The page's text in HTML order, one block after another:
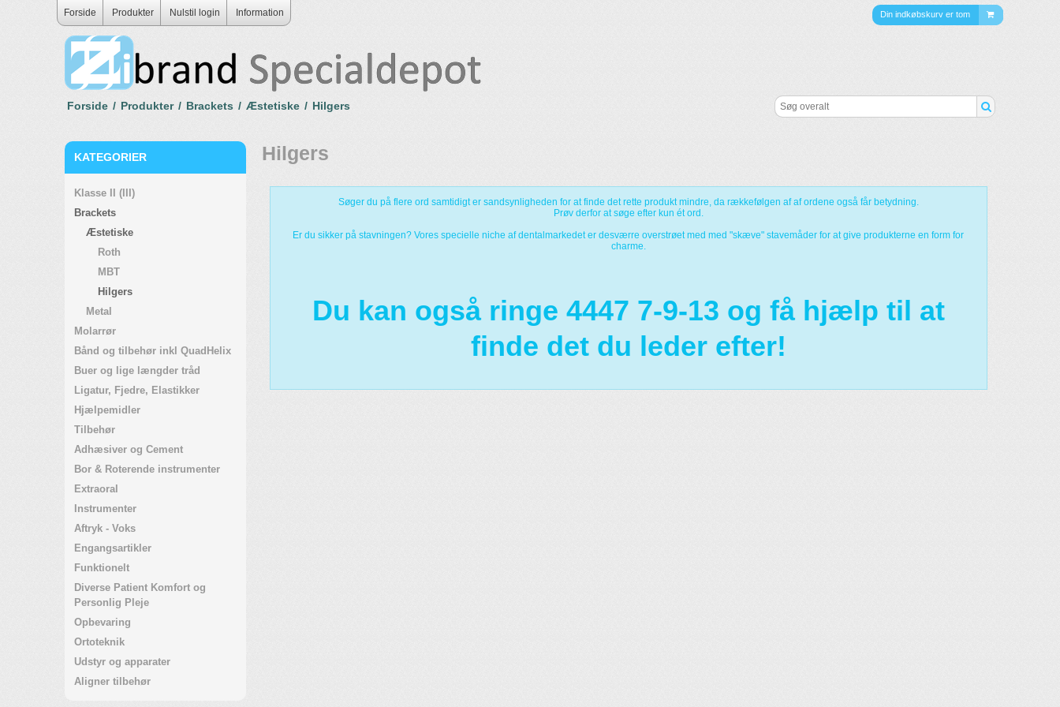
Forside Produkter Nulstil login Information Din indkøbskurv er tom
Forside / Produkter / Brackets / Æstetiske / Hilgers
KATEGORIER
Klasse II (III)
Brackets
Æstetiske
Roth
MBT
Hilgers
Metal
Molarrør
Bånd og tilbehør inkl QuadHelix
Buer og lige længder tråd
Ligatur, Fjedre, Elastikker
Hjælpemidler
Tilbehør
Adhæsiver og Cement
Bor & Roterende instrumenter
Extraoral
Instrumenter
Aftryk - Voks
Engangsartikler
Funktionelt
Diverse Patient Komfort og
Personlig Pleje
Opbevaring
Ortoteknik
Udstyr og apparater
Aligner tilbehør
Hilgers
Søger du på flere ord samtidigt er sandsynligheden for at finde det rette produkt mindre, da rækkefølgen af af ordene også får betydning.
Prøv derfor at søge efter kun ét ord.
Er du sikker på stavningen? Vores specielle niche af dentalmarkedet er desværre overstrøet med med "skæve" stavemåder for at give produkterne en form for
charme.
Du kan også ringe 4447 7-9-13 og få hjælp til at
finde det du leder efter!